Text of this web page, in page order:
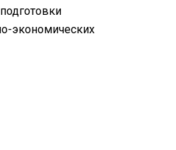
экономических